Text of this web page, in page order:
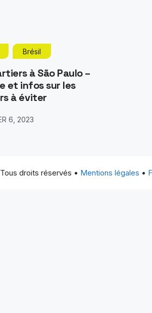
Brésil
à São Paulo –
et infos sur les
à éviter
6, 2023
droits réservés • Mentions légales •